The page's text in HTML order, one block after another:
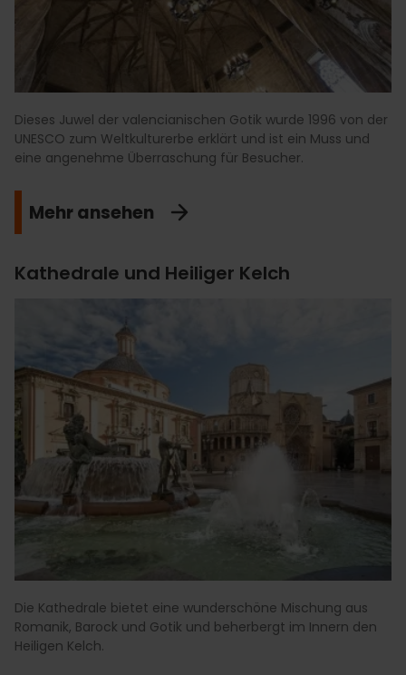
Dieses Juwel der valencianischen Gotik wurde 1996 von der
UNESCO zum Weltkulturerbe erklärt und ist ein Muss und
eine angenehme Überraschung für Besucher.
Mehr ansehen
Kathedrale und Heiliger Kelch
Die Kathedrale bietet eine wunderschöne Mischung aus
Romanik, Barock und Gotik und beherbergt im Innern den
Heiligen Kelch.